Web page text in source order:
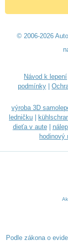
© 2006-2026
Návod k lepení
podmínky
výroba 3D
ledničku
dieťa v aute|
hodinový
Podle zákona o